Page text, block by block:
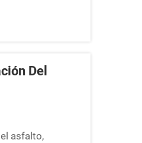
Del
asfalto,